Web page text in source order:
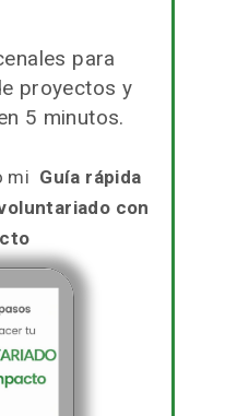
para
proyectos y
5 minutos.
mi Guía rápida
con